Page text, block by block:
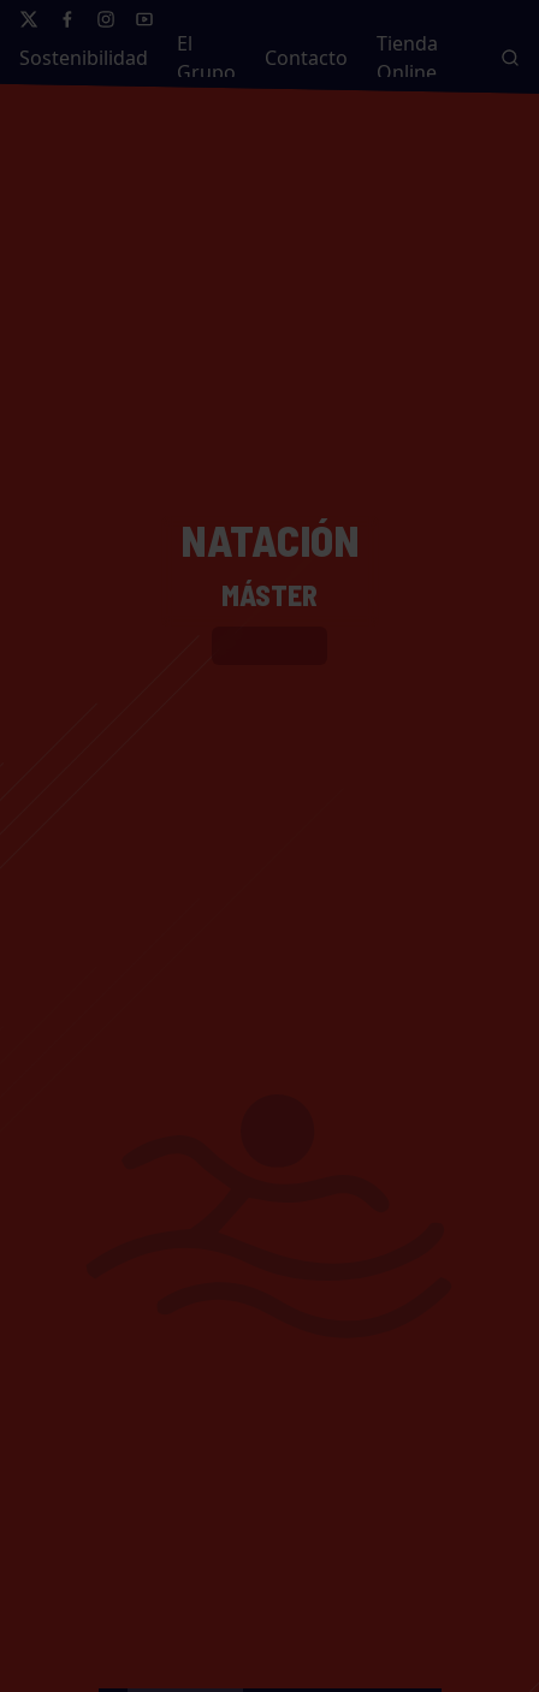
Sostenibilidad
El
Grupo
Contacto
Tienda
Online
NATACIÓN
MÁSTER